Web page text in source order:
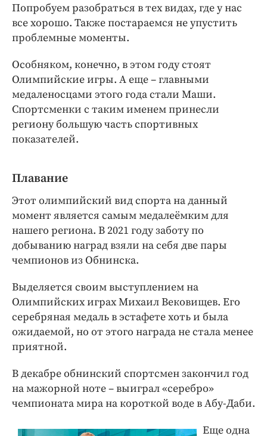
Попробуем разобраться в тех видах, где у нас
все хорошо. Также постараемся не упустить
проблемные моменты.
Особняком, конечно, в этом году стоят
Олимпийские игры. А еще – главными
медаленосцами этого года стали Маши.
Спортсменки с таким именем принесли
региону большую часть спортивных
показателей.
Плавание
Этот олимпийский вид спорта на данный
момент является самым медалеёмким для
нашего региона. В 2021 году заботу по
добыванию наград взяли на себя две пары
чемпионов из Обнинска.
Выделяется своим выступлением на
Олимпийских играх Михаил Вековищев. Его
серебряная медаль в эстафете хоть и была
ожидаемой, но от этого награда не стала менее
приятной.
В декабре обнинский спортсмен закончил год
на мажорной ноте – выиграл «серебро»
чемпионата мира на короткой воде в Абу-Даби.
Еще одна